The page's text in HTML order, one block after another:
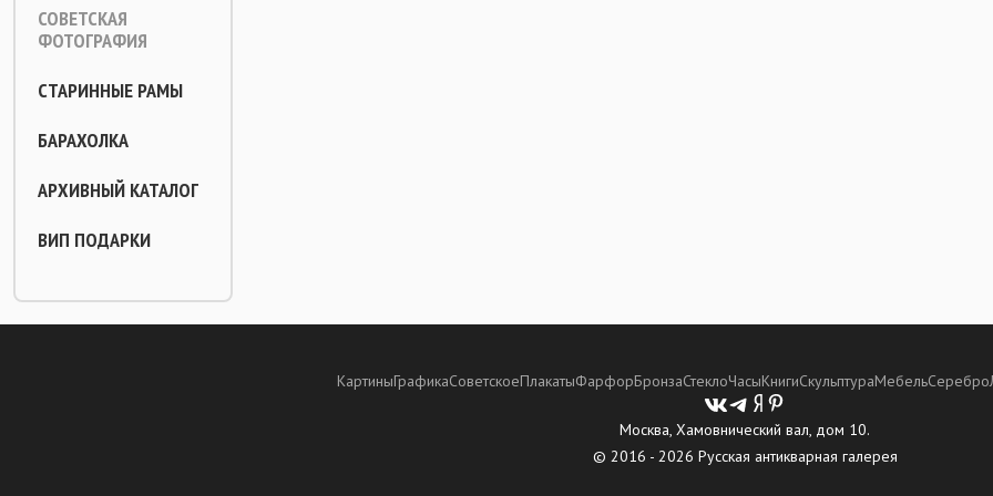
СОВЕТСКАЯ
ФОТОГРАФИЯ
СТАРИННЫЕ РАМЫ
БАРАХОЛКА
АРХИВНЫЙ КАТАЛОГ
ВИП ПОДАРКИ
КартиныГрафикаСоветскоеПлакатыФарфорБронзаСтеклоЧасыКнигиСкульптураМебельСеребро
Москва, Хамовнический вал, дом 10.
© 2016 - 2026 Русская антикварная галерея